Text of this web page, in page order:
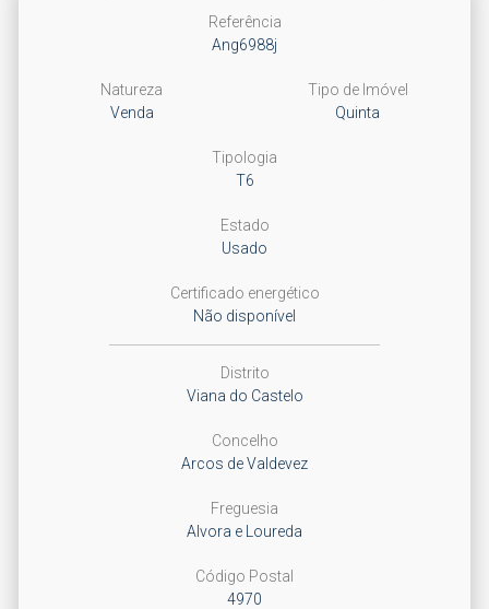
Referência
Ang6988j
Natureza
Venda
Tipo de Imóvel
Quinta
Tipologia
T6
Estado
Usado
Certificado energético
Não disponível
Distrito
Viana do Castelo
Concelho
Arcos de Valdevez
Freguesia
Alvora e Loureda
Código Postal
4970